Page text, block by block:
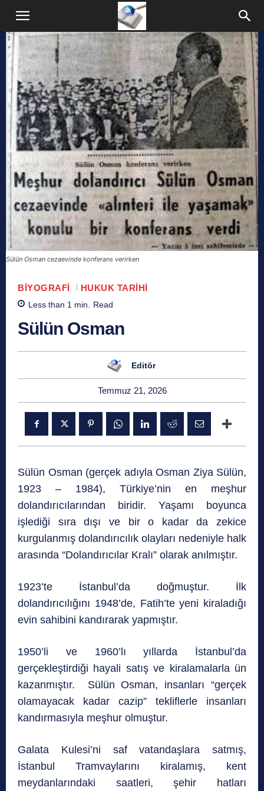
Sülün Osman cezaevinde konferans verirken
BIYOGRAFI HUKUK TARIHI
Less than 1 min. Read
Sülün Osman
Editör
Temmuz 21, 2026
Sülün Osman (gerçek adıyla Osman Ziya Sülün,
1923 – 1984), Türkiye’nin en meşhur
dolandırıcılarından biridir. Yaşamı boyunca
işlediği sıra dışı ve bir o kadar da zekice
kurgulanmış dolandırıcılık olayları nedeniyle halk
arasında “Dolandırıcılar Kralı” olarak anılmıştır.
1923’te İstanbul’da doğmuştur. İlk
dolandırıcılığını 1948’de, Fatih’te yeni kiraladığı
evin sahibini kandırarak yapmıştır.
1950’li ve 1960’lı yıllarda İstanbul’da
gerçekleştirdiği hayali satış ve kiralamalarla ün
kazanmıştır. Sülün Osman, insanları “gerçek
olamayacak kadar cazip” tekliflerle insanları
kandırmasıyla meşhur olmuştur.
Galata Kulesi’ni saf vatandaşlara satmış,
İstanbul Tramvaylarını kiralamış, kent
meydanlarındaki saatleri, şehir hatları